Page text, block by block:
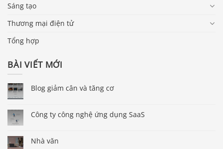
Sáng tạo
Thương mại điện tử
Tổng hợp
BÀI VIẾT MỚI
Blog giảm cân và tăng cơ
Công ty công nghệ ứng dụng SaaS
Nhà văn